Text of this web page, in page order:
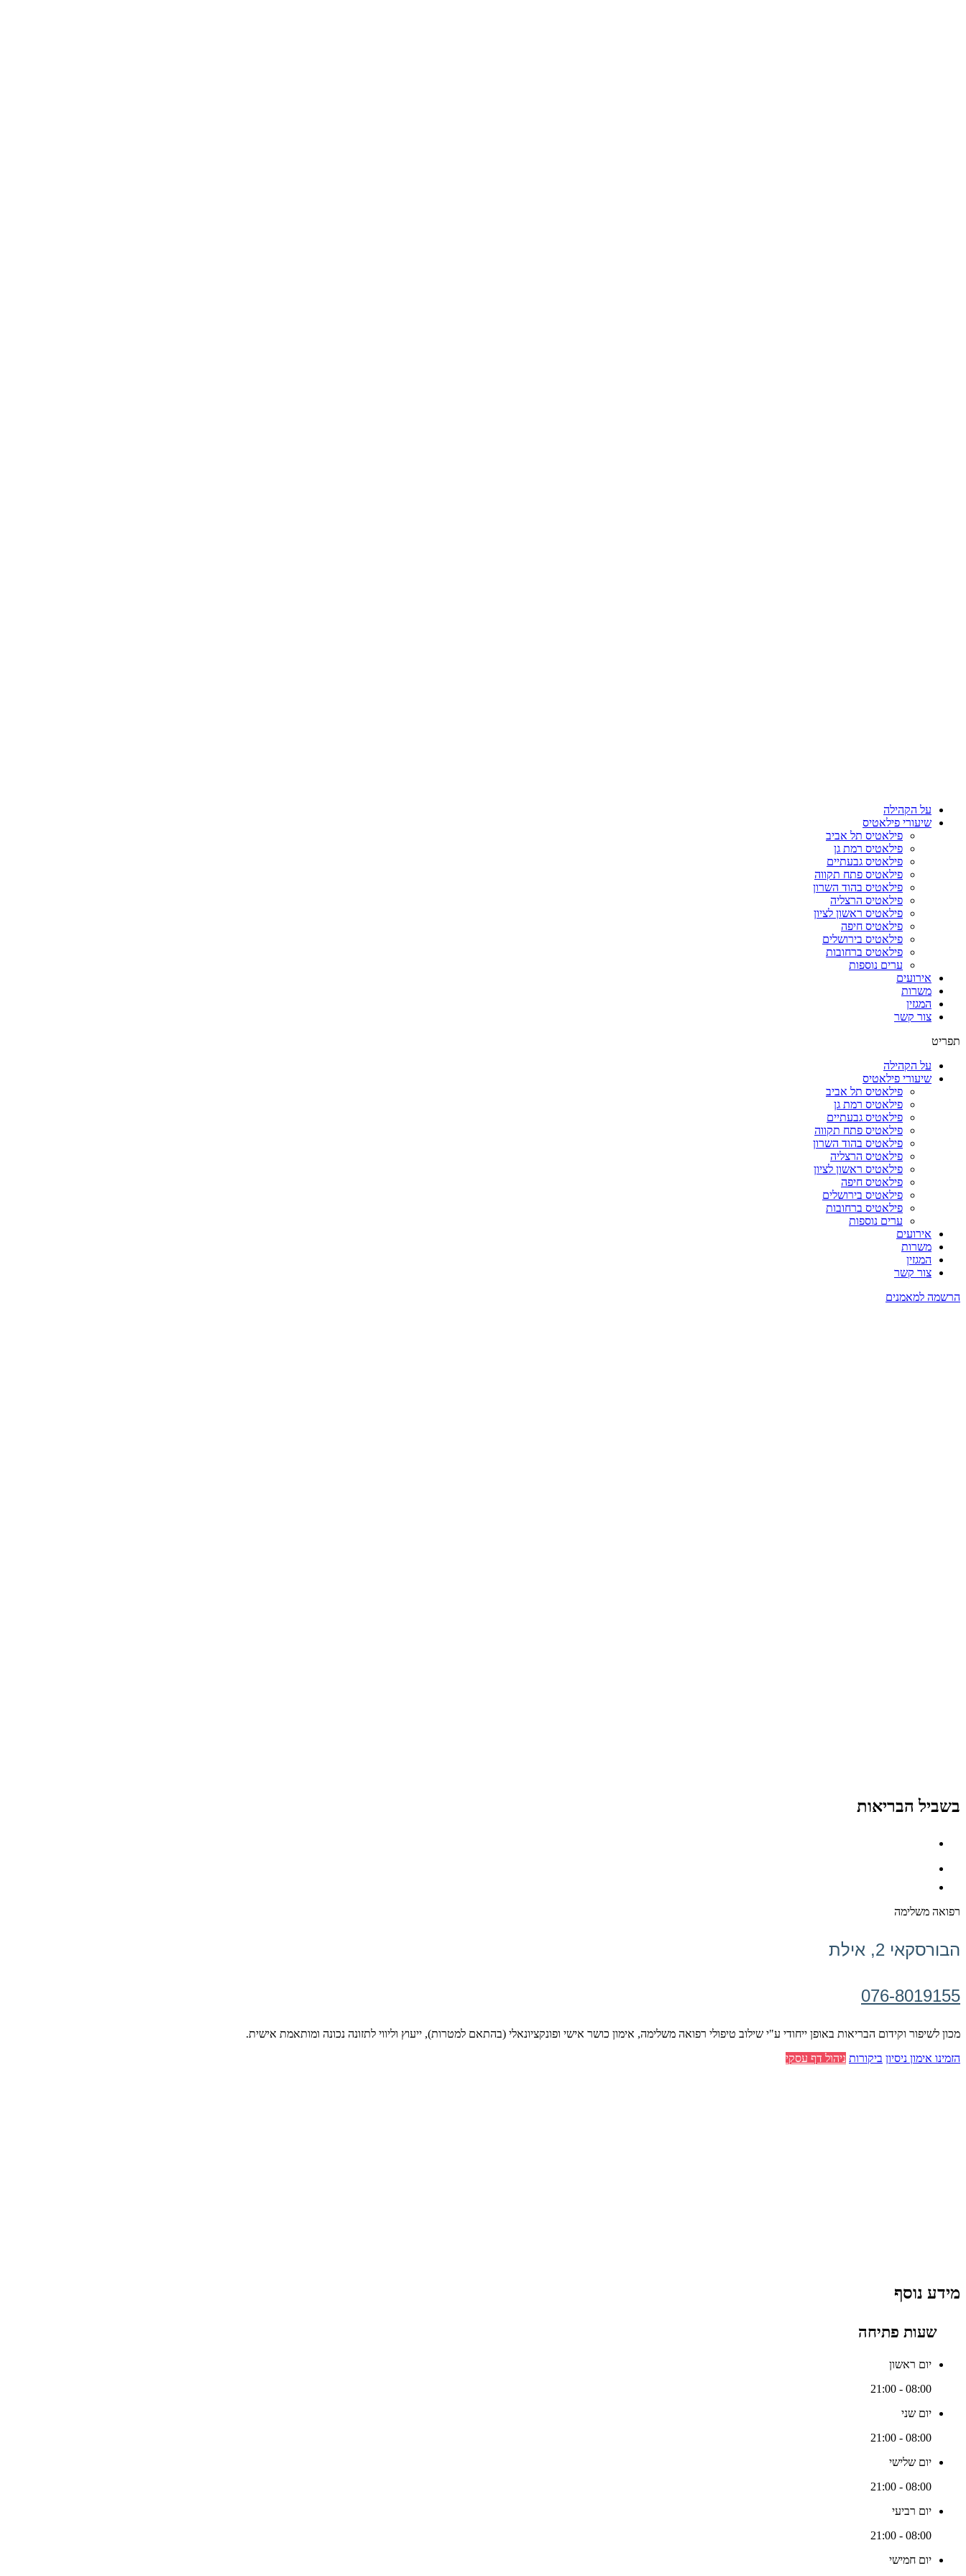
על הקהילה
שיעורי פילאטיס
פילאטיס תל אביב
פילאטיס רמת גן
פילאטיס גבעתיים
פילאטיס פתח תקווה
פילאטיס בהוד השרון
פילאטיס הרצליה
פילאטיס ראשון לציון
פילאטיס חיפה
פילאטיס בירושלים
פילאטיס ברחובות
ערים נוספות
אירועים
משרות
המגזין
צור קשר
תפריט
על הקהילה
שיעורי פילאטיס
פילאטיס תל אביב
פילאטיס רמת גן
פילאטיס גבעתיים
פילאטיס פתח תקווה
פילאטיס בהוד השרון
פילאטיס הרצליה
פילאטיס ראשון לציון
פילאטיס חיפה
פילאטיס בירושלים
פילאטיס ברחובות
ערים נוספות
אירועים
משרות
המגזין
צור קשר
הרשמה למאמנים
בשביל הבריאות
רפואה משלימה
הבורסקאי 2, אילת
076-8019155
מכון לשיפור וקידום הבריאות באופן ייחודי ע"י שילוב טיפולי רפואה משלימה, אימון כושר אישי ופונקציונאלי (בהתאם למטרות), ייעוץ וליווי לתזונה נכונה ומותאמת אישית.
הזמינו אימון ניסיון ביקורות ניהול דף עסקי
מידע נוסף
שעות פתיחה
יום ראשון
08:00 - 21:00
יום שני
08:00 - 21:00
יום שלישי
08:00 - 21:00
יום רביעי
08:00 - 21:00
יום חמישי